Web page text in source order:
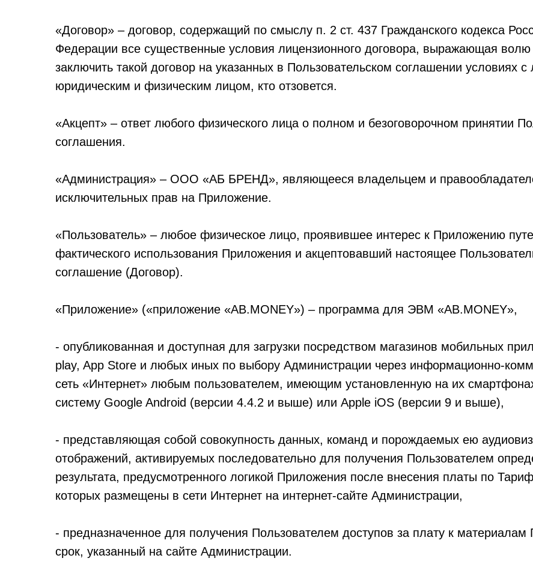
«Договор» – договор, содержащий по смыслу п. 2 ст. 437 Гражданского кодекса
Федерации все существенные условия лицензионного договора, выражающая
заключить такой договор на указанных в Пользовательском соглашении условиях
юридическим и физическим лицом, кто отзовется.
«Акцепт» – ответ любого физического лица о полном и безоговорочном принятии
соглашения.
«Администрация» – ООО «АБ БРЕНД», являющееся владельцем и
исключительных прав на Приложение.
«Пользователь» – любое физическое лицо, проявившее интерес к Приложению
фактического использования Приложения и акцептовавший настоящее
соглашение (Договор).
«Приложение» («приложение «AB.MONEY») – программа для ЭВМ «AB.MONEY»,
- опубликованная и доступная для загрузки посредством магазинов мобильных
play, App Store и любых иных по выбору Администрации через информационно-
сеть «Интернет» любым пользователем, имеющим установленную на их
систему Google Android (версии 4.4.2 и выше) или Apple iOS (версии 9 и выше),
- представляющая собой совокупность данных, команд и порождаемых ею
отображений, активируемых последовательно для получения Пользователем
результата, предусмотренного логикой Приложения после внесения платы по
которых размещены в сети Интернет на интернет-сайте Администрации,
- предназначенное для получения Пользователем доступов за плату к
срок, указанный на сайте Администрации.